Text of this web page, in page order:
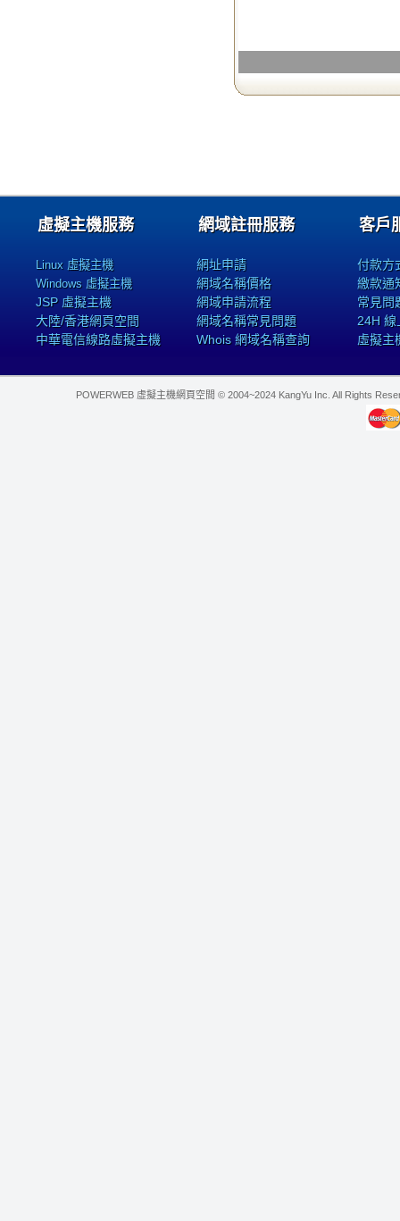
虛擬主機服務
Linux 虛擬主機
Windows 虛擬主機
JSP 虛擬主機
大陸/香港網頁空間
中華電信線路虛擬主機
網域註冊服務
網址申請
網域名稱價格
網域申請流程
網域名稱常見問題
Whois 網域名稱查詢
客戶
付款方
繳款通
常見問
24H 線
虛擬主
POWERWEB 虛擬主機網頁空間 © 2004~2024 KangYu Inc. All Rights